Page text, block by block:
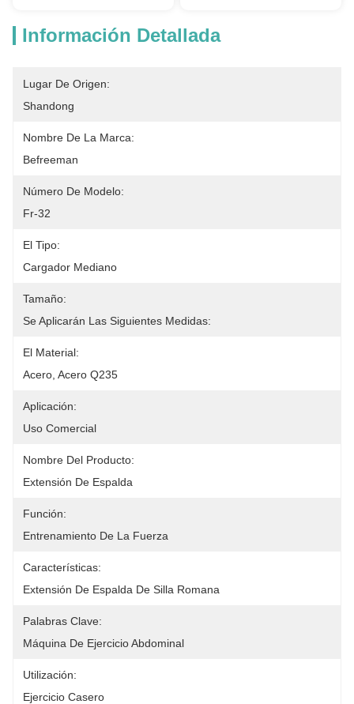
Información Detallada
Lugar De Origen:
Shandong
Nombre De La Marca:
Befreeman
Número De Modelo:
Fr-32
El Tipo:
Cargador Mediano
Tamaño:
Se Aplicarán Las Siguientes Medidas:
El Material:
Acero, Acero Q235
Aplicación:
Uso Comercial
Nombre Del Producto:
Extensión De Espalda
Función:
Entrenamiento De La Fuerza
Características:
Extensión De Espalda De Silla Romana
Palabras Clave:
Máquina De Ejercicio Abdominal
Utilización:
Ejercicio Casero